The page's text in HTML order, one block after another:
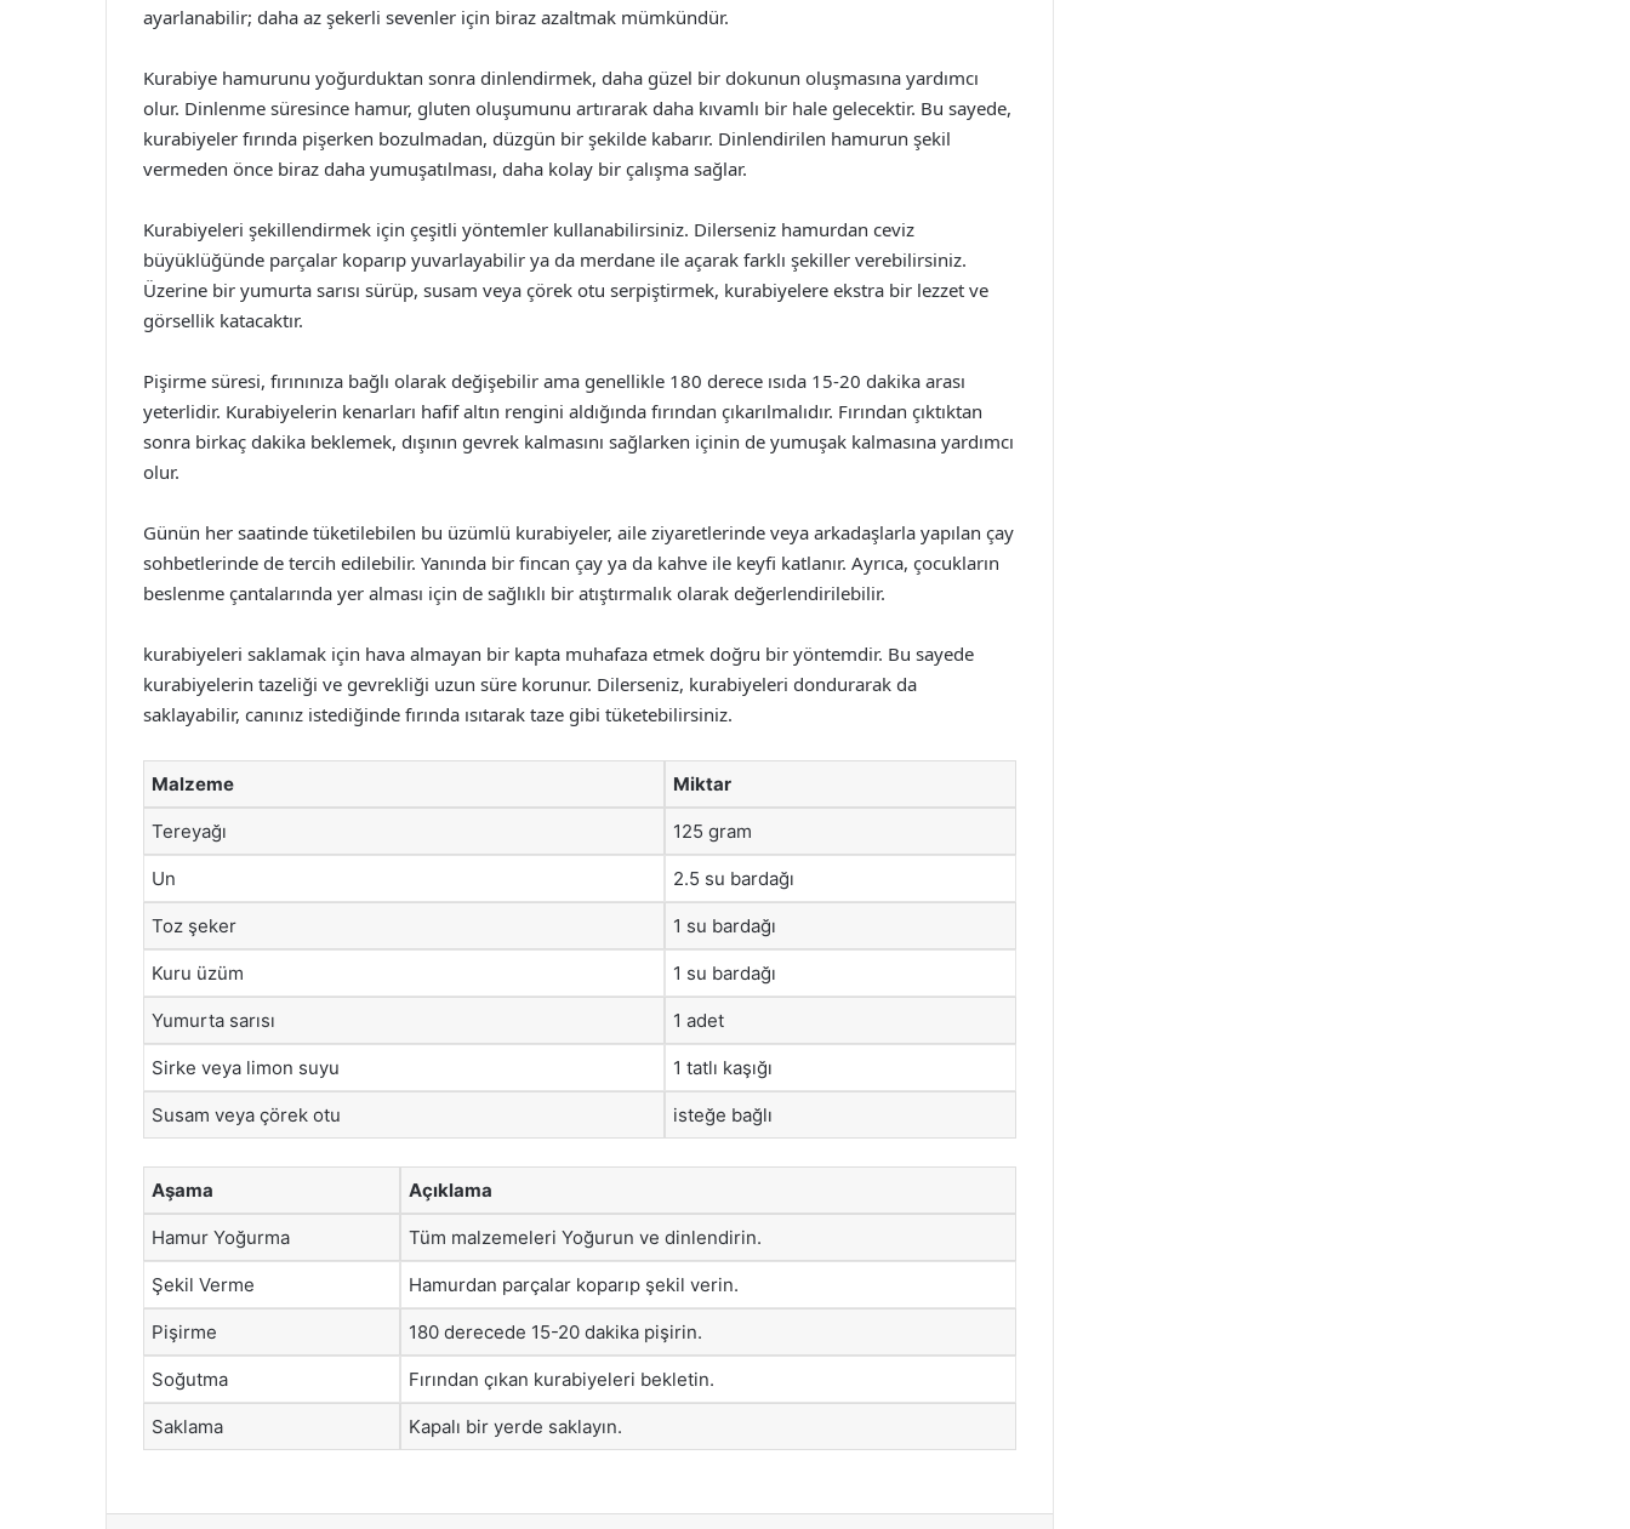
ayarlanabilir; daha az şekerli sevenler için biraz azaltmak mümkündür.
Kurabiye hamurunu yoğurduktan sonra dinlendirmek, daha güzel bir dokunun oluşmasına yardımcı
olur. Dinlenme süresince hamur, gluten oluşumunu artırarak daha kıvamlı bir hale gelecektir. Bu sayede,
kurabiyeler fırında pişerken bozulmadan, düzgün bir şekilde kabarır. Dinlendirilen hamurun şekil
vermeden önce biraz daha yumuşatılması, daha kolay bir çalışma sağlar.
Kurabiyeleri şekillendirmek için çeşitli yöntemler kullanabilirsiniz. Dilerseniz hamurdan ceviz
büyüklüğünde parçalar koparıp yuvarlayabilir ya da merdane ile açarak farklı şekiller verebilirsiniz.
Üzerine bir yumurta sarısı sürüp, susam veya çörek otu serpiştirmek, kurabiyelere ekstra bir lezzet ve
görsellik katacaktır.
Pişirme süresi, fırınınıza bağlı olarak değişebilir ama genellikle 180 derece ısıda 15-20 dakika arası
yeterlidir. Kurabiyelerin kenarları hafif altın rengini aldığında fırından çıkarılmalıdır. Fırından çıktıktan
sonra birkaç dakika beklemek, dışının gevrek kalmasını sağlarken içinin de yumuşak kalmasına yardımcı
olur.
Günün her saatinde tüketilebilen bu üzümlü kurabiyeler, aile ziyaretlerinde veya arkadaşlarla yapılan çay
sohbetlerinde de tercih edilebilir. Yanında bir fincan çay ya da kahve ile keyfi katlanır. Ayrıca, çocukların
beslenme çantalarında yer alması için de sağlıklı bir atıştırmalık olarak değerlendirilebilir.
kurabiyeleri saklamak için hava almayan bir kapta muhafaza etmek doğru bir yöntemdir. Bu sayede
kurabiyelerin tazeliği ve gevrekliği uzun süre korunur. Dilerseniz, kurabiyeleri dondurarak da
saklayabilir, canınız istediğinde fırında ısıtarak taze gibi tüketebilirsiniz.
Malzeme Miktar
Tereyağı 125 gram
Un 2.5 su bardağı
Toz şeker 1 su bardağı
Kuru üzüm 1 su bardağı
Yumurta sarısı 1 adet
Sirke veya limon suyu 1 tatlı kaşığı
Susam veya çörek otu isteğe bağlı
Aşama Açıklama
Hamur Yoğurma Tüm malzemeleri Yoğurun ve dinlendirin.
Şekil Verme Hamurdan parçalar koparıp şekil verin.
Pişirme 180 derecede 15-20 dakika pişirin.
Soğutma Fırından çıkan kurabiyeleri bekletin.
Saklama Kapalı bir yerde saklayın.